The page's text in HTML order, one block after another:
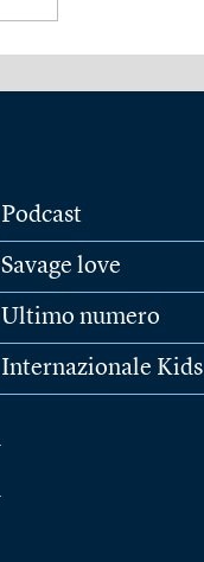
Podcast
Savage love
Ultimo numero
Internazionale Kids